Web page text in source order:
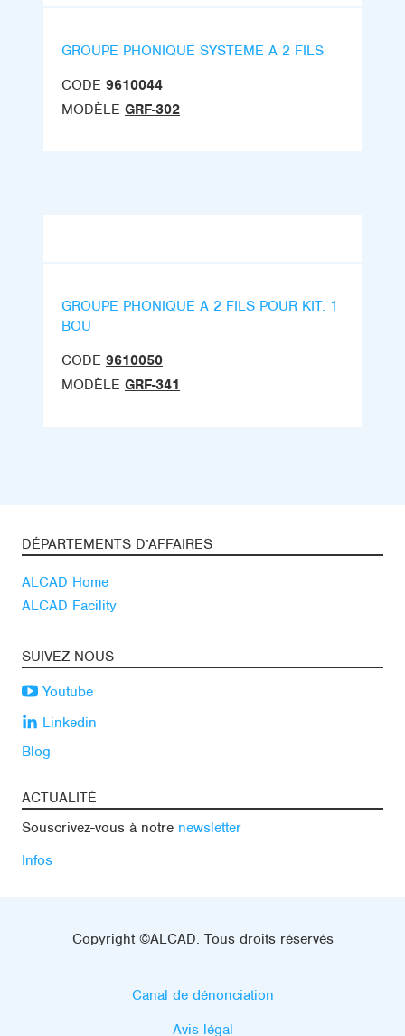
GROUPE PHONIQUE SYSTEME A 2 FILS
CODE 9610044
MODÈLE GRF-302
GROUPE PHONIQUE A 2 FILS POUR KIT. 1
BOU
CODE 9610050
MODÈLE GRF-341
DÉPARTEMENTS D’AFFAIRES
ALCAD Home
ALCAD Facility
SUIVEZ-NOUS
Youtube
Linkedin
Blog
ACTUALITÉ
Souscrivez-vous à notre newsletter
Infos
Copyright ©ALCAD. Tous droits réservés
Canal de dénonciation
Avis légal